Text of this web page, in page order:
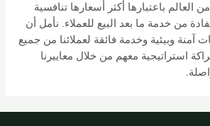
العالم باعتبارها أكثر أسعارها تنافسية
من خدمة ما بعد البيع للعملاء. نأمل أن
آمنة وبيئية وخدمة فائقة لعملائنا من جميع
استراتيجية معهم من خلال معاييرنا